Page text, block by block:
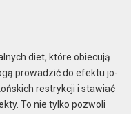
diet, które obiecują
prowadzić do efektu jo-
restrykcji i stawiać
To nie tylko pozwoli